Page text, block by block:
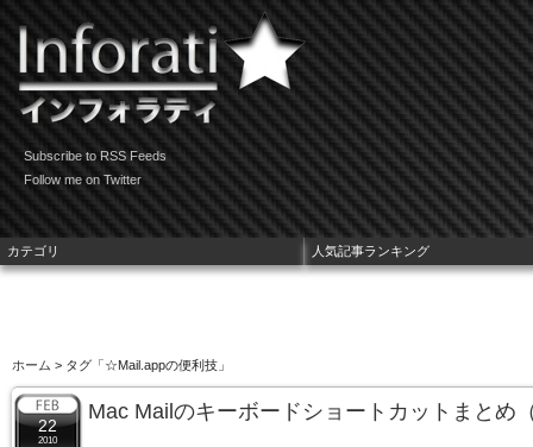
Subscribe to RSS Feeds
Follow me on Twitter
ホーム > タグ「☆Mail.appの便利技」
22
2010
Mac Mailのキーボードショートカットまとめ
カテゴリ 人気記事ランキング